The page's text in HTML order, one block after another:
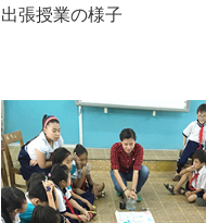
出張授業の様子